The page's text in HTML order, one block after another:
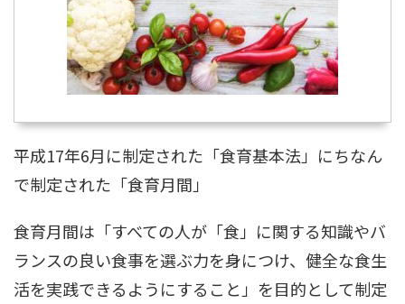
平成17年6月に制定された「食育基本法」にちなん
で制定された「食育月間」
食育月間は「すべての人が「食」に関する知識やバ
ランスの良い食事を選ぶ力を身につけ、健全な食生
活を実践できるようにすること」を目的として制定